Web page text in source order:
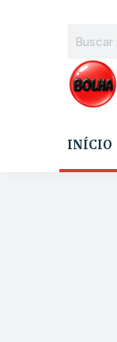
INÍCIO